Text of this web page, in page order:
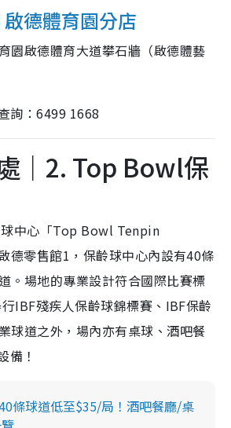
德體育園分店
園啟德體育大道攀石牆（啟德體藝
詢：6499 1668
｜2. Top Bowl保
中心「Top Bowl Tenpin
德零售館1，保齡球中心內設有40條
。場地的專業設計符合國際比賽標
IBF殘疾人保齡球錦標賽、IBF保齡
球道之外，場內亦有桌球、酒吧餐
備！
條球道低至$35/局！酒吧餐廳/桌